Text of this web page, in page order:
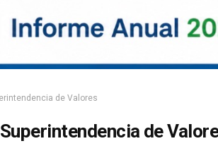
de Valores
Superintendencia de